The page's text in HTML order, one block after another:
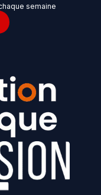
semaine